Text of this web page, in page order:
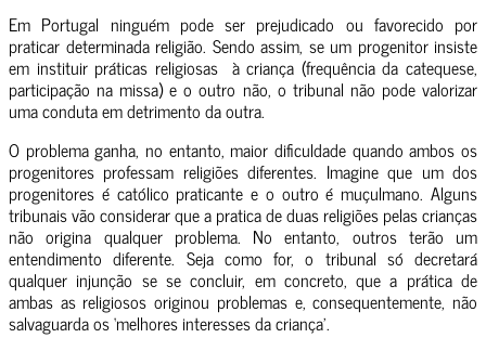
Em Portugal ninguém pode ser prejudicado ou favorecido por
praticar determinada religião. Sendo assim, se um progenitor insiste
em instituir práticas religiosas à criança (frequência da catequese,
participação na missa) e o outro não, o tribunal não pode valorizar
uma conduta em detrimento da outra.
O problema ganha, no entanto, maior dificuldade quando ambos os
progenitores professam religiões diferentes. Imagine que um dos
progenitores é católico praticante e o outro é muçulmano. Alguns
tribunais vão considerar que a pratica de duas religiões pelas crianças
não origina qualquer problema. No entanto, outros terão um
entendimento diferente. Seja como for, o tribunal só decretará
qualquer injunção se se concluir, em concreto, que a prática de
ambas as religiosos originou problemas e, consequentemente, não
salvaguarda os ‘melhores interesses da criança’.